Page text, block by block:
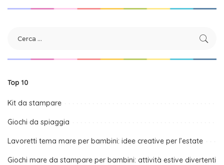
Top 10
Kit da stampare
Giochi da spiaggia
Lavoretti tema mare per bambini: idee creative per l’estate
Giochi mare da stampare per bambini: attività estive divertenti